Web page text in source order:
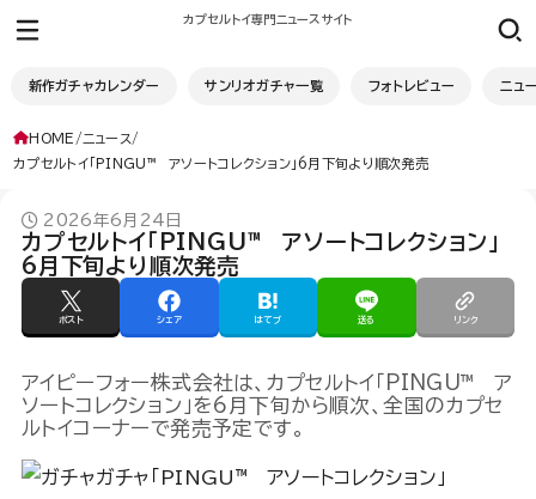
カプセルトイ専門ニュースサイト
新作ガチャカレンダー サンリオガチャ一覧 フォトレビュー ニュ
HOME
ニュース
カプセルトイ「PINGU™ アソートコレクション」6月下旬より順次発売
2026年6月24日
カプセルトイ「PINGU™ アソートコレクション」
6月下旬より順次発売
ポスト シェア はてブ 送る リンク
アイピーフォー株式会社は、カプセルトイ「PINGU™ ア
ソートコレクション」を6月下旬から順次、全国のカプセ
ルトイコーナーで発売予定です。